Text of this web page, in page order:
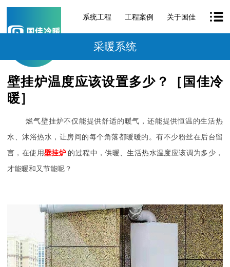
系统工程 工程案例 关于国佳
采暖系统
壁挂炉温度应该设置多少？［国佳冷
暖］
燃气壁挂炉不仅能提供舒适的暖气，还能提供恒温的生活热
水、沐浴热水，让房间的每个角落都暖暖的。有不少粉丝在后台留
言，在使用壁挂炉 的过程中，供暖、生活热水温度应该调为多少，
才能暖和又节能呢？